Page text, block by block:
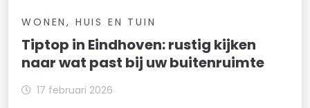
WONEN, HUIS EN TUIN
Tiptop in Eindhoven: rustig kijken
naar wat past bij uw buitenruimte
17 februari 2026